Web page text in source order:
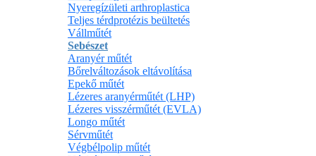
Nyeregízületi arthroplastica
Teljes térdprotézis beültetés
Vállműtét
Sebészet
Aranyér műtét
Bőrelváltozások eltávolítása
Epekő műtét
Lézeres aranyérműtét (LHP)
Lézeres visszérműtét (EVLA)
Longo műtét
Sérvműtét
Végbélpolip műtét